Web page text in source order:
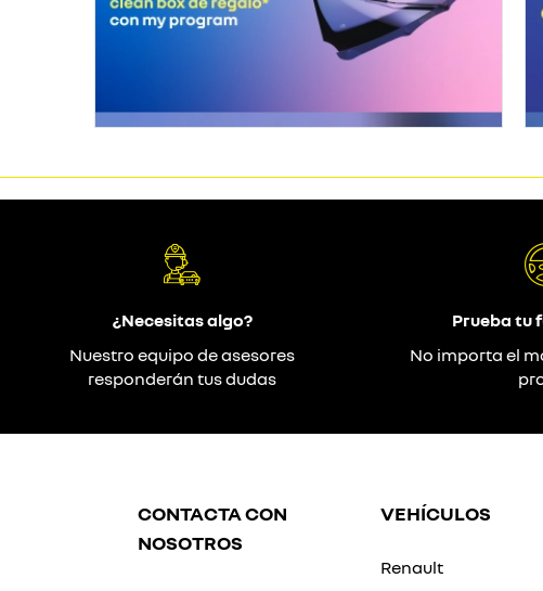
¿Necesitas algo?
Nuestro equipo de asesores
responderán tus dudas
Prueba tu
No importa el
CONTACTA CON
NOSOTROS
VEHÍCULOS
Renault